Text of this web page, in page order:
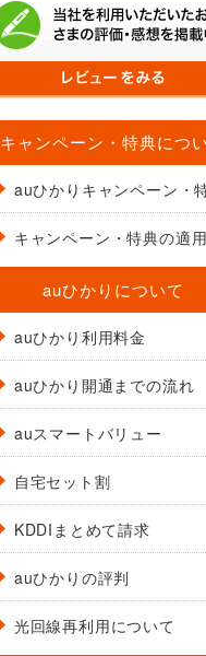
キャンペーン・特典につ
auひかりキャンペーン・
キャンペーン・特典の適
auひかりについて
auひかり利用料金
auひかり開通までの流れ
auスマートバリュー
自宅セット割
KDDIまとめて請求
auひかりの評判
光回線再利用について